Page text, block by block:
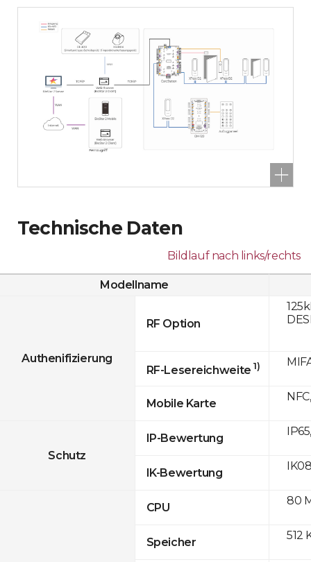
Technische Daten
Bildlauf nach links/rechts
Modellname
Authenifizierung
RF Option
RF-Lesereichweite 1)
Mobile Karte
Schutz
IP-Bewertung
IK-Bewertung
CPU
Speicher
80
512